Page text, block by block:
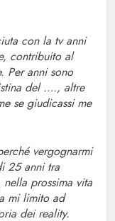
con la tv anni
contribuito al
Per anni sono
del …., altre
se giudicassi me
vergognarmi
25 anni tra
prossima vita
mi limito ad
dei reality.